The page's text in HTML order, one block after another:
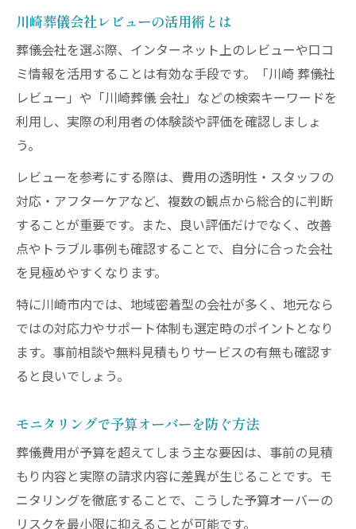
川崎葬儀会社レビューの活用術とは
葬儀会社を選ぶ際、インターネット上のレビューや口コ
ミ情報を活用することは有効な手段です。「川崎 葬儀社
レビュー」や「川崎葬儀 会社」などの検索キーワードを
利用し、実際の利用者の体験談や評価を確認しましょ
う。
レビューを参考にする際は、費用の透明性・スタッフの
対応・アフターケアなど、複数の観点から総合的に判断
することが重要です。また、良い評価だけでなく、改善
点やトラブル事例も確認することで、自分に合った会社
を見極めやすくなります。
特に川崎市内では、地域密着型の会社が多く、地元なら
ではの対応力やサポート体制も選定時のポイントとなり
ます。事前相談や無料見積もりサービスの有無も確認す
ると良いでしょう。
モニタリングで予算オーバーを防ぐ方法
葬儀費用が予算を超えてしまう主な要因は、事前の見積
もり内容と実際の請求内容に差異が生じることです。モ
ニタリングを徹底することで、こうした予算オーバーの